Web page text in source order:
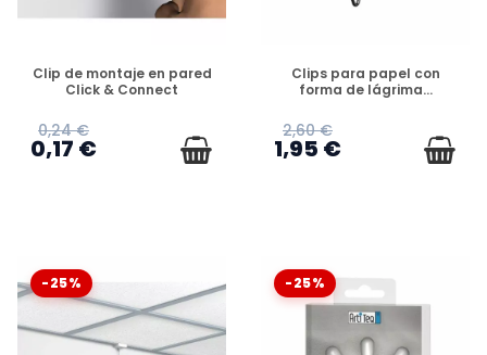
DISPONIBLE
Clip de montaje en pared
Click & Connect
0,24 €
0,17 €
DISPONIBLE
Clips para papel con
forma de lágrima...
2,60 €
1,95 €
-25% -25%